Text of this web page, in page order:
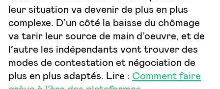
leur situation va devenir de plus en plus
complexe. D’un côté la baisse du chômage
va tarir leur source de main d’oeuvre, et de
l’autre les indépendants vont trouver des
modes de contestation et négociation de
plus en plus adaptés. Lire : Comment faire